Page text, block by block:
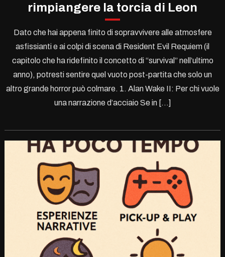
rimpiangere la torcia di Leon
Dato che hai appena finito di sopravvivere alle atmosfere
asfissianti e ai colpi di scena di Resident Evil Requiem (il
capitolo che ha ridefinito il concetto di “survival” nell’ultimo
anno), potresti sentire quel vuoto post-partita che solo un
altro grande horror può colmare. 1. Alan Wake II: Per chi vuole
una narrazione d’acciaio Se in […]